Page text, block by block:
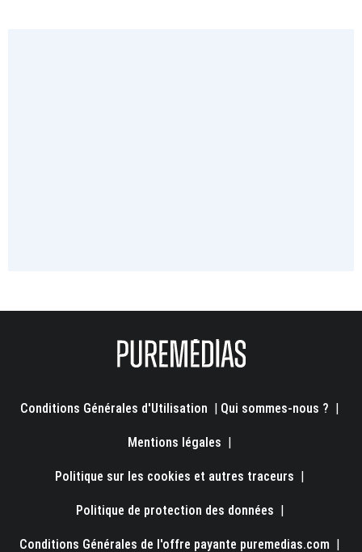
Conditions Générales d'Utilisation | Qui sommes-nous ? |
Mentions légales |
Politique sur les cookies et autres traceurs |
Politique de protection des données |
Conditions Générales de l'offre payante puremedias.com |